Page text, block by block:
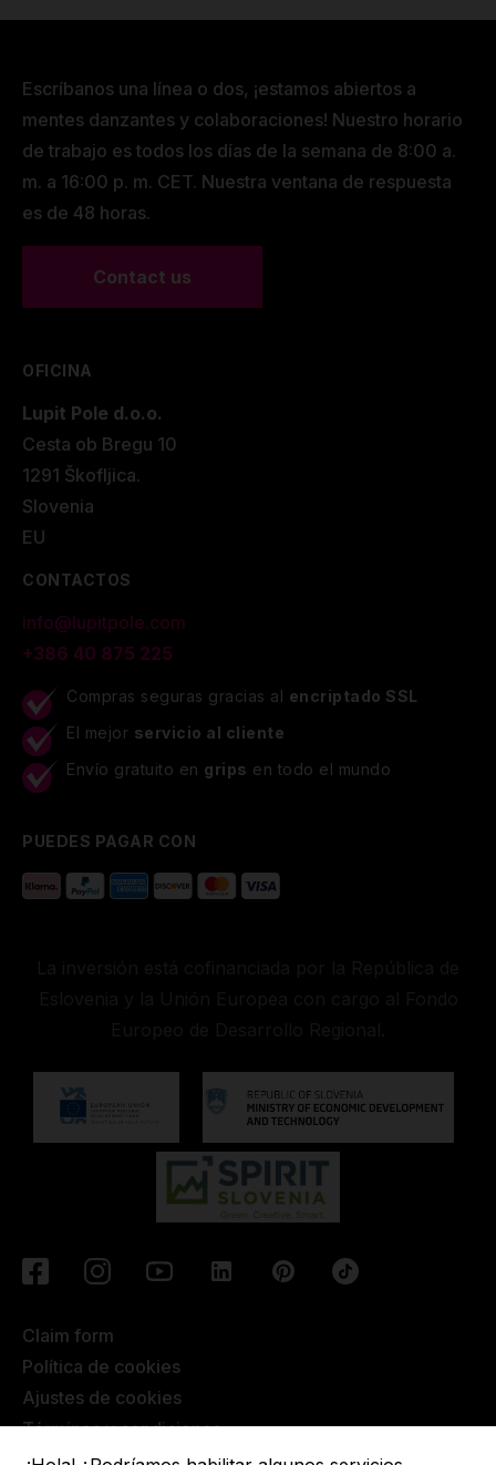
Escríbanos una línea o dos, ¡estamos abiertos a
mentes danzantes y colaboraciones! Nuestro horario
de trabajo es todos los días de la semana de 8:00 a.
m. a 16:00 p. m. CET. Nuestra ventana de respuesta
es de 48 horas.
Contact us
OFICINA
Lupit Pole d.o.o.
Cesta ob Bregu 10
1291 Škofljica.
Slovenia
EU
CONTACTOS
info@lupitpole.com
+386 40 875 225
Compras seguras gracias al encriptado SSL
El mejor servicio al cliente
Envío gratuito en grips en todo el mundo
PUEDES PAGAR CON
Claim form
Política de cookies
Ajustes de cookies
Términos y condiciones